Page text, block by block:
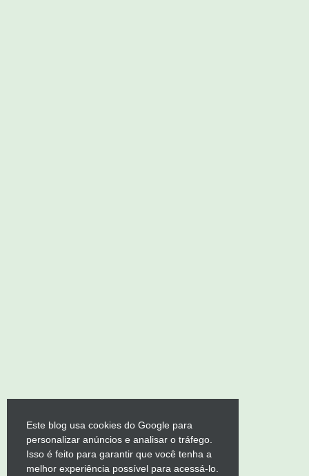
Este blog usa cookies do Google para
personalizar anúncios e analisar o tráfego.
Isso é feito para garantir que você tenha a
melhor experiência possível para acessá-lo.